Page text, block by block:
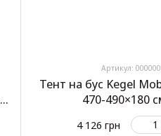
Артикул:
Тент на бус Kegel
470-490×180
4 126 грн